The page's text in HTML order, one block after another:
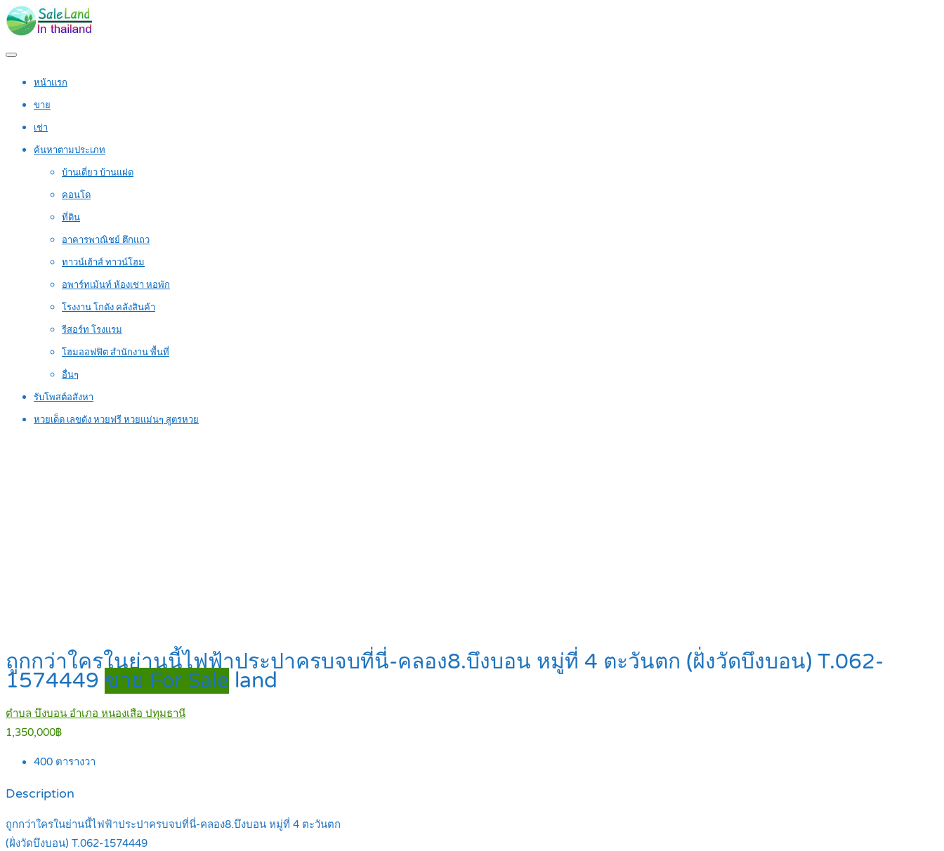
หน้าแรก
ขาย
เช่า
ค้นหาตามประเภท
บ้านเดี่ยว บ้านแฝด
คอนโด
ที่ดิน
อาคารพาณิชย์ ตึกแถว
ทาวน์เฮ้าส์ ทาวน์โฮม
อพาร์ทเม้นท์ ห้องเช่า หอพัก
โรงงาน โกดัง คลังสินค้า
รีสอร์ท โรงแรม
โฮมออฟฟิต สำนักงาน พื้นที่
อื่นๆ
รับโพสต์อสังหา
หวยเด็ด เลขดัง หวยฟรี หวยแม่นๆ สูตรหวย
ถูกกว่าใครในย่านนี้ไฟฟ้าประปาครบจบที่นี่-คลอง8.บึงบอน หมู่ที่ 4 ตะวันตก (ฝั่งวัดบึงบอน) T.062-
1574449 ขาย For Sale land
ตำบล บึงบอน อำเภอ หนองเสือ ปทุมธานี
1,350,000฿
400 ตารางวา
Description
ถูกกว่าใครในย่านนี้ไฟฟ้าประปาครบจบที่นี่-คลอง8.บึงบอน หมู่ที่ 4 ตะวันตก
(ฝั่งวัดบึงบอน) T.062-1574449